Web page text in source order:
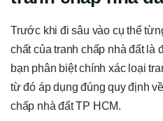
Trước khi đi sâu vào cụ thể
chất của tranh chấp nhà đất là
bạn phân biệt chính xác loại
từ đó áp dụng đúng quy định
chấp nhà đất TP HCM.